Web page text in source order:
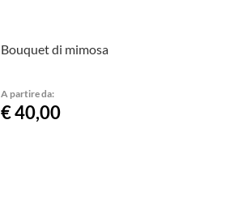
Bouquet di mimosa
A partire da:
€ 40,00